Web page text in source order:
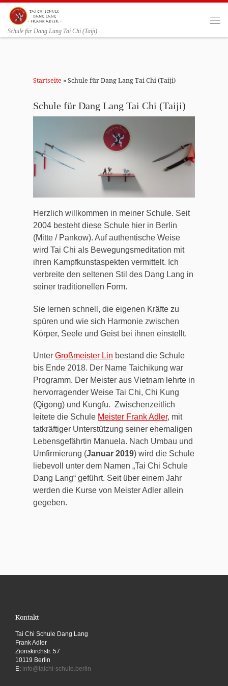
Zum Inhalt springen
Schule für Dang Lang Tai Chi (Taiji)
Startseite »Schule für Dang Lang Tai Chi (Taiji)
Schule für Dang Lang Tai Chi (Taiji)
Herzlich willkommen in meiner Schule. Seit
2004 besteht diese Schule hier in Berlin
(Mitte / Pankow). Auf authentische Weise
wird Tai Chi als Bewegungsmeditation mit
ihren Kampfkunstaspekten vermittelt. Ich
verbreite den seltenen Stil des Dang Lang in
seiner traditionellen Form.
Sie lernen schnell, die eigenen Kräfte zu
spüren und wie sich Harmonie zwischen
Körper, Seele und Geist bei ihnen einstellt.
Unter Großmeister Lin bestand die Schule
bis Ende 2018. Der Name Taichikung war
Programm. Der Meister aus Vietnam lehrte in
hervorragender Weise Tai Chi, Chi Kung
(Qigong) und Kungfu. Zwischenzeitlich
leitete die Schule Meister Frank Adler, mit
tatkräftiger Unterstützung seiner ehemaligen
Lebensgefährtin Manuela. Nach Umbau und
Umfirmierung (Januar 2019) wird die Schule
liebevoll unter dem Namen „Tai Chi Schule
Dang Lang“ geführt. Seit über einem Jahr
werden die Kurse von Meister Adler allein
gegeben.
Kontakt
Tai Chi Schule Dang Lang
Frank Adler
Zionskirchstr. 57
10119 Berlin
E: info@taichi-schule.berlin